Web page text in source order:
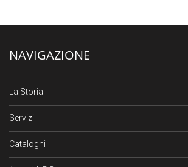
NAVIGAZIONE
La Storia
Servizi
Cataloghi